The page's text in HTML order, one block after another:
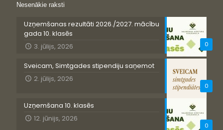
Nesenākie raksti
0
Uzņemšanas rezultāti 2026./2027. mācību
gada 10. klasēs
3. jūlijs, 2026
0
Sveicam, Simtgades stipendiju saņemot
2. jūlijs, 2026
0
Uzņemšana 10. klasēs
12. jūnijs, 2026